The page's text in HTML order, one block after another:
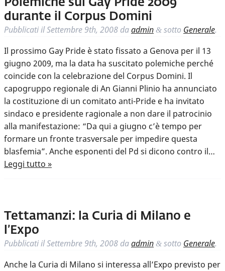
Polemiche sul Gay Pride 2009
durante il Corpus Domini
Pubblicati ilSettembre 9th, 2008 daadmin & sotto Generale.
Il prossimo Gay Pride è stato fissato a Genova per il 13
giugno 2009, ma la data ha suscitato polemiche perché
coincide con la celebrazione del Corpus Domini. Il
capogruppo regionale di An Gianni Plinio ha annunciato
la costituzione di un comitato anti-Pride e ha invitato
sindaco e presidente ragionale a non dare il patrocinio
alla manifestazione: “Da qui a giugno c’è tempo per
formare un fronte trasversale per impedire questa
blasfemia”. Anche esponenti del Pd si dicono contro il…
Leggi tutto »
Tettamanzi: la Curia di Milano e
l’Expo
Pubblicati ilSettembre 9th, 2008 daadmin & sotto Generale.
Anche la Curia di Milano si interessa all’Expo previsto per